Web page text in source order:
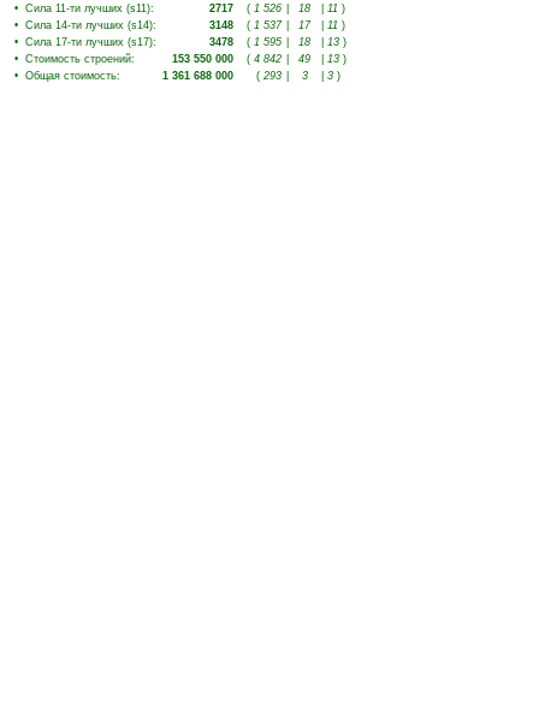
• Сила 11-ти лучших (s11): 2717 ( 1 526 18 11 )
• Сила 14-ти лучших (s14): 3148 ( 1 537 17 11 )
• Сила 17-ти лучших (s17): 3478 ( 1 595 18 13 )
• Стоимость строений: 153 550 000 ( 4 842 49 13 )
• Общая стоимость: 1 361 688 000 ( 293 3 3 )